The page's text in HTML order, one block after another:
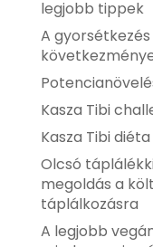
legjobb tippek
A
Kasza Tibi
Kasza Tibi diéta
Olcsó
megoldás a
táplálkozásra
A legjobb